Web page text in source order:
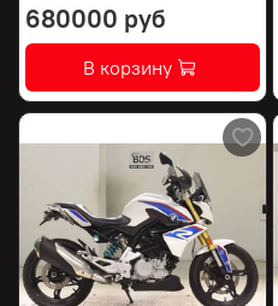
680000 руб
В корзину